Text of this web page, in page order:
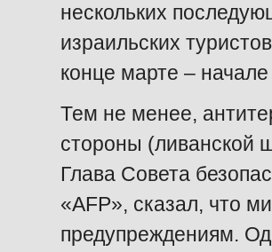
нескольких
израильских
конце марте –
Тем не менее,
стороны (ливанской
Глава Совета
«AFP», сказал, что
предупреждениям.